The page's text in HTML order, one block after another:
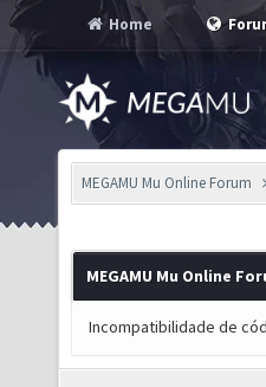
Home
MEGAMU Mu Online Forum
MEGAMU Mu Online
Incompatibilidade de